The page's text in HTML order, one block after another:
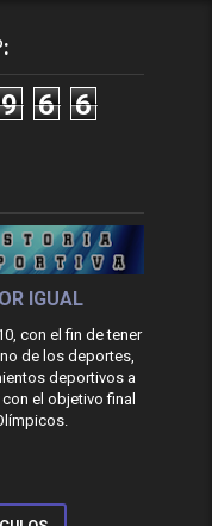
9 6 6
IGUAL
con el fin de tener
de los deportes,
deportivos a
el objetivo final